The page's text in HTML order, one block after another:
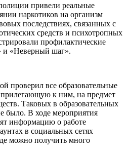
привели реальные
наркотиков на организм
последствиях, связанных с
средств и психотропных
профилактические
и «Неверный шаг».
проверил все образовательные
к ним, на предмет
Таковых в образовательных
было. В ходе мероприятия
информацию о работе
в социальных сетях
можно получить много